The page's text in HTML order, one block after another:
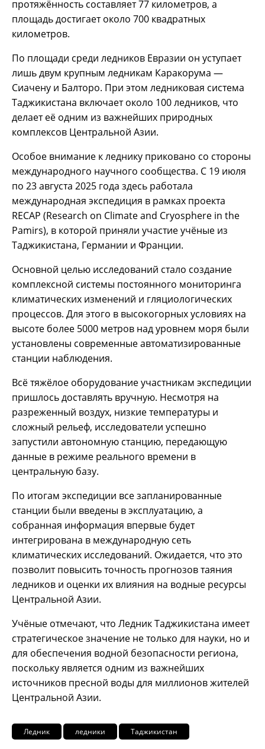
протяжённость составляет 77 километров, а
площадь достигает около 700 квадратных
километров.
По площади среди ледников Евразии он уступает
лишь двум крупным ледникам Каракорума —
Сиачену и Балторо. При этом ледниковая система
Таджикистана включает около 100 ледников, что
делает её одним из важнейших природных
комплексов Центральной Азии.
Особое внимание к леднику приковано со стороны
международного научного сообщества. С 19 июля
по 23 августа 2025 года здесь работала
международная экспедиция в рамках проекта
RECAP (Research on Climate and Cryosphere in the
Pamirs), в которой приняли участие учёные из
Таджикистана, Германии и Франции.
Основной целью исследований стало создание
комплексной системы постоянного мониторинга
климатических изменений и гляциологических
процессов. Для этого в высокогорных условиях на
высоте более 5000 метров над уровнем моря были
установлены современные автоматизированные
станции наблюдения.
Всё тяжёлое оборудование участникам экспедиции
пришлось доставлять вручную. Несмотря на
разреженный воздух, низкие температуры и
сложный рельеф, исследователи успешно
запустили автономную станцию, передающую
данные в режиме реального времени в
центральную базу.
По итогам экспедиции все запланированные
станции были введены в эксплуатацию, а
собранная информация впервые будет
интегрирована в международную сеть
климатических исследований. Ожидается, что это
позволит повысить точность прогнозов таяния
ледников и оценки их влияния на водные ресурсы
Центральной Азии.
Учёные отмечают, что Ледник Таджикистана имеет
стратегическое значение не только для науки, но и
для обеспечения водной безопасности региона,
поскольку является одним из важнейших
источников пресной воды для миллионов жителей
Центральной Азии.
Ледник ледники Таджикистан